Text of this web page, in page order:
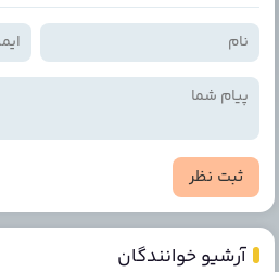
ثبت نظر
آرشیو خوانندگان